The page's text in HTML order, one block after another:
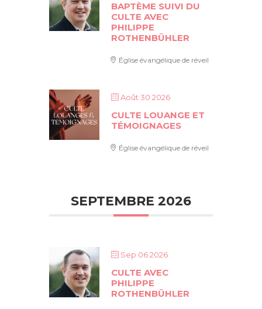
BAPTÈME SUIVI DU
CULTE AVEC
PHILIPPE
ROTHENBÜHLER
Église évangélique de réveil
Août 30 2026
CULTE LOUANGE ET
TÉMOIGNAGES
Église évangélique de réveil
SEPTEMBRE 2026
Sep 06 2026
CULTE AVEC
PHILIPPE
ROTHENBÜHLER